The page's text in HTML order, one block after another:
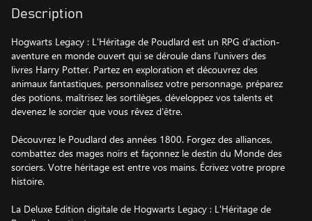
Description
Hogwarts Legacy : L'Héritage de Poudlard est un RPG d'action-
aventure en monde ouvert qui se déroule dans l'univers des
livres Harry Potter. Partez en exploration et découvrez des
animaux fantastiques, personnalisez votre personnage, préparez
des potions, maîtrisez les sortilèges, développez vos talents et
devenez le sorcier que vous rêvez d'être.
Découvrez le Poudlard des années 1800. Forgez des alliances,
combattez des mages noirs et façonnez le destin du Monde des
sorciers. Votre héritage est entre vos mains. Écrivez votre propre
histoire.
La Deluxe Edition digitale de Hogwarts Legacy : L'Héritage de